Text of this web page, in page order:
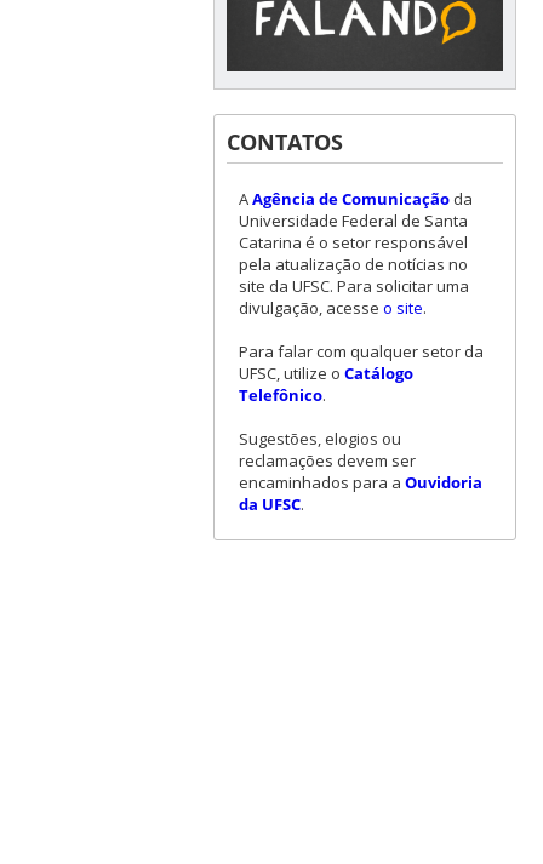
CONTATOS
AAgência de Comunicaçãoda
Universidade Federal de Santa
Catarina é o setor responsável
pela atualização de notícias no
site da UFSC. Para solicitar uma
divulgação, acesse o site.
Para falar com qualquer setor da
UFSC, utilize o Catálogo
Telefônico.
Sugestões, elogios ou
reclamações devem ser
encaminhados para a Ouvidoria
da UFSC.